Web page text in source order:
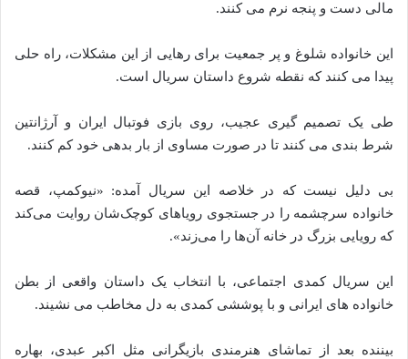
مالی دست و پنجه نرم می کنند.
این خانواده شلوغ و پر جمعیت برای رهایی از این مشکلات، راه حلی
پیدا می کنند که نقطه شروع داستان سریال است.
طی یک تصمیم گیری عجیب، روی بازی فوتبال ایران و آرژانتین
شرط بندی می کنند تا در صورت مساوی از بار بدهی خود کم کنند.
بی دلیل نیست که در خلاصه این سریال آمده: «نیوکمپ، قصه
خانواده سرچشمه را در جستجوی رویاهای کوچک‌شان روایت می‌کند
که رویایی بزرگ در خانه آن‌ها را می‌زند».
این سریال کمدی اجتماعی، با انتخاب یک داستان واقعی از بطن
خانواده های ایرانی و با پوششی کمدی به دل مخاطب می نشیند.
بیننده بعد از تماشای هنرمندی بازیگرانی مثل اکبر عبدی، بهاره